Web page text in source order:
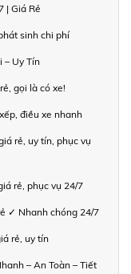
| Giá Rẻ
sinh chi phí
– Uy Tín
gọi là có xe!
điều xe nhanh
rẻ, uy tín, phục vụ
rẻ, phục vụ 24/7
✓ Nhanh chóng 24/7
rẻ, uy tín
– An Toàn – Tiết